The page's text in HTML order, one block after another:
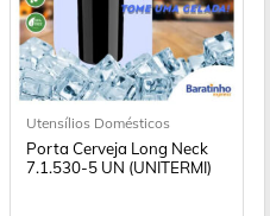
Utensílios Domésticos
Porta Cerveja Long Neck
7.1.530-5 UN (UNITERMI)